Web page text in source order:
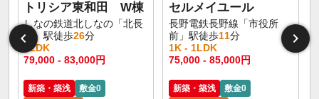
トリシア東和田 W棟
しなの鉄道北しなの「北長
野」駅徒歩26分
1LDK
79,000 - 83,000円
新築・築浅
敷金0
セルメイユール
長野電鉄長野線「市役所
前」駅徒歩11分
1K - 1LDK
75,000 - 85,000円
新築・築浅
敷金0